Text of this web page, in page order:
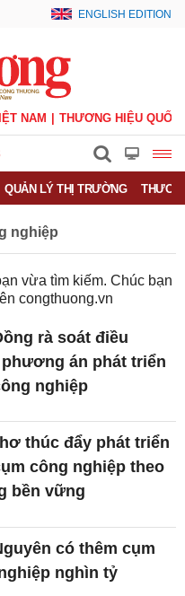
ENGLISH EDITION
NAM THƯƠNG HIỆU QUỐC
QUẢN LÝ THỊ TRƯỜNG
nghiệp
vừa tìm kiếm. Chúc bạn
congthuong.vn
rà soát điều
án phát triển
nghiệp
thúc đẩy phát triển
công nghiệp theo
bền vững
có thêm cụm
nghìn tỷ